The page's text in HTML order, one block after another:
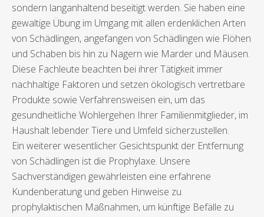
sondern langanhaltend beseitigt werden. Sie haben eine
gewaltige Übung im Umgang mit allen erdenklichen Arten
von Schädlingen, angefangen von Schädlingen wie Flöhen
und Schaben bis hin zu Nagern wie Marder und Mäusen.
Diese Fachleute beachten bei ihrer Tätigkeit immer
nachhaltige Faktoren und setzen ökologisch vertretbare
Produkte sowie Verfahrensweisen ein, um das
gesundheitliche Wohlergehen Ihrer Familienmitglieder, im
Haushalt lebender Tiere und Umfeld sicherzustellen.
Ein weiterer wesentlicher Gesichtspunkt der Entfernung
von Schädlingen ist die Prophylaxe. Unsere
Sachverständigen gewährleisten eine erfahrene
Kundenberatung und geben Hinweise zu
prophylaktischen Maßnahmen, um künftige Befälle zu